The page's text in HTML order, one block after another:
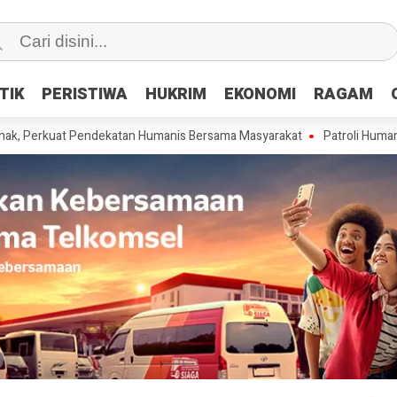
PERISTIWA HUKRIM EKONOMI RAGAM
PERISTIWA HUKRIM EKONOMI RAGAM
Pendekatan Humanis Bersama Masyarakat Patroli Humanis Satgas